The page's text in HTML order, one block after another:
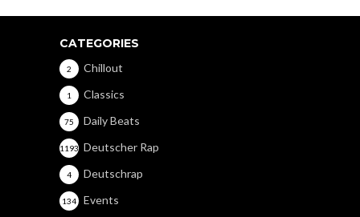
CATEGORIES
Chillout
2
Classics
1
Daily Beats
75
Deutscher Rap
1193
Deutschrap
4
Events
134